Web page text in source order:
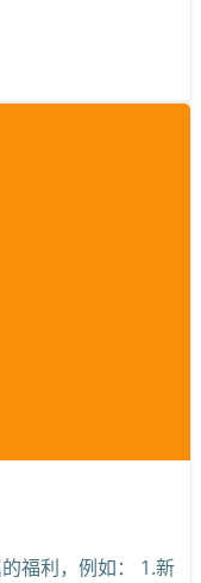
福利，例如： 1.新